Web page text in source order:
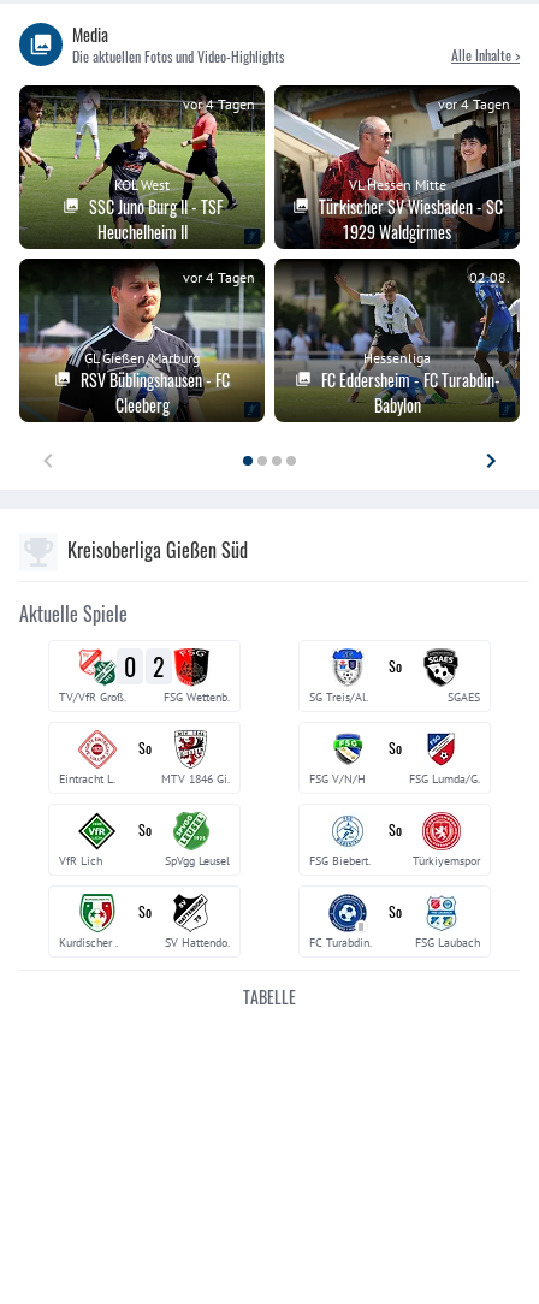
Media
Die aktuellen Fotos und Video-Highlights Alle Inhalte >
vor 4 Tagen
KOL West
SSC Juno Burg II - TSF
Heuchelheim II
vor 4 Tagen
VL Hessen Mitte
Türkischer SV Wiesbaden - SC
1929 Waldgirmes
vor 4 Tagen
GL Gießen/Marburg
RSV Büblingshausen - FC
Cleeberg
02.08.
Hessenliga
FC Eddersheim - FC Turabdin-
Babylon
Kreisoberliga Gießen Süd
Aktuelle Spiele
0 2
TV/VfR Groß. FSG Wettenb.
So
SG Treis/Al. SGAES
So
Eintracht L. MTV 1846 Gi.
So
FSG V/N/H FSG Lumda/G.
So
VfR Lich SpVgg Leusel
So
FSG Biebert. Türkiyemspor
So
Kurdischer . SV Hattendo.
II
So
FC Turabdin. FSG Laubach
TABELLE